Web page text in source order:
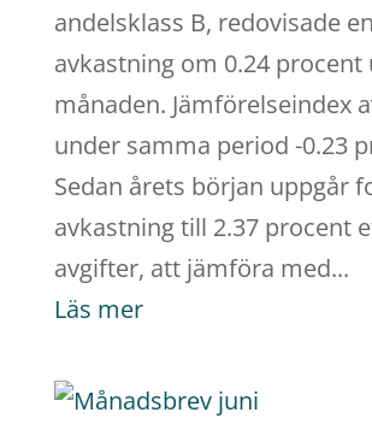
andelsklass B, redovisade
avkastning om 0.24 procent
månaden. Jämförelseindex
under samma period -0.23
Sedan årets början uppgår
avkastning till 2.37 procent
avgifter, att jämföra med...
Läs mer